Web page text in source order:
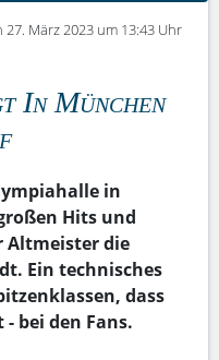
27. März 2023 um 13:43 Uhr
In München
in
Hits und
Altmeister die
Ein technisches
dass
bei den Fans.